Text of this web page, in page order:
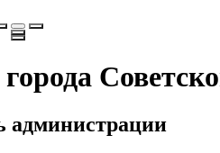
администрации